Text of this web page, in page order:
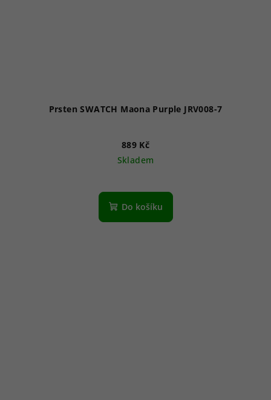
Prsten SWATCH Maona Purple JRV008-7
889 Kč
Skladem
Do košíku